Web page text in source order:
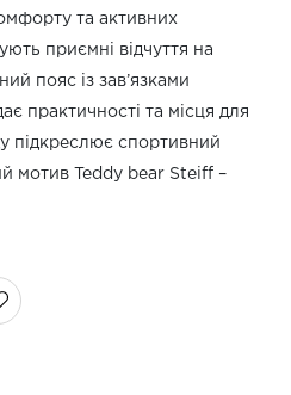
та активних
приємні відчуття на
пояс із зав’язками
практичності та місця для
підкреслює спортивний
мотив Teddy bear Steiff –